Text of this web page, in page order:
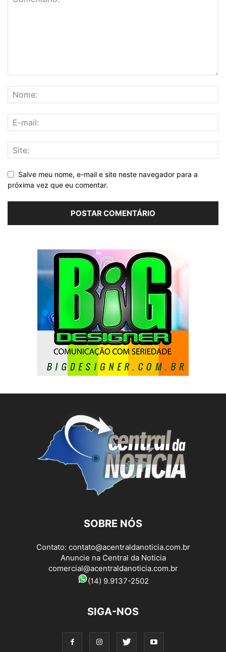
Salve meu nome, e-mail e site neste navegador para a
próxima vez que eu comentar.
SOBRE NÓS
Contato: contato@acentraldanoticia.com.br
Anuncie na Central da Noticia
comercial@acentraldanoticia.com.br
(14) 9.9137-2502
SIGA-NOS